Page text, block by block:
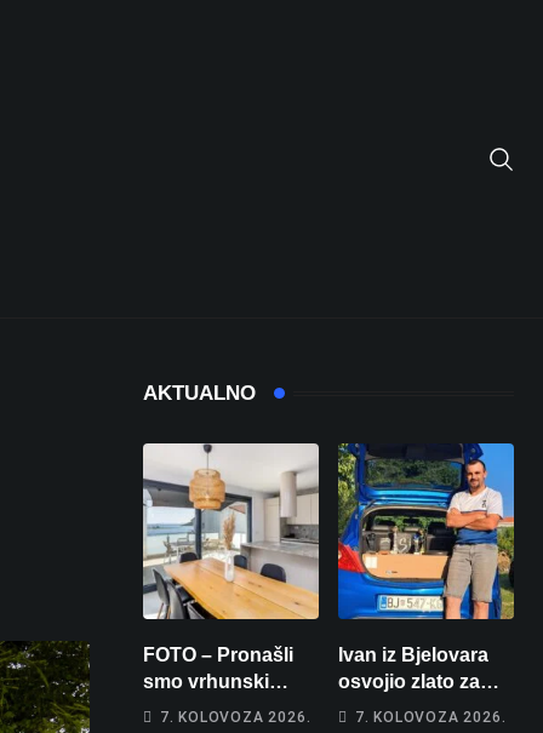
AKTUALNO
FOTO – Pronašli
smo vrhunski
apartman za
7. KOLOVOZA 2026.
Ivan iz Bjelovara
osvojio zlato za
najglasniji audio
7. KOLOVOZA 2026.